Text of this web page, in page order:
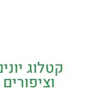
קטלוג
וציפורים